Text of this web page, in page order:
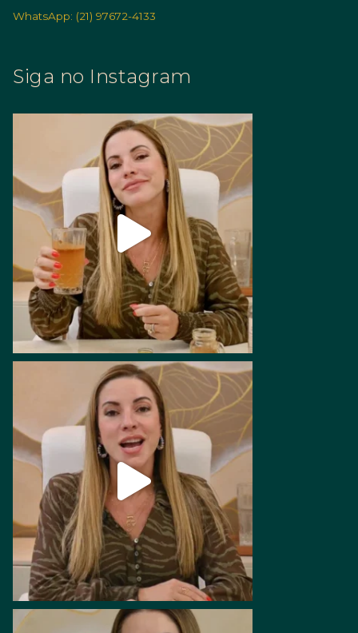
WhatsApp: (21) 97672-4133
Siga no Instagram